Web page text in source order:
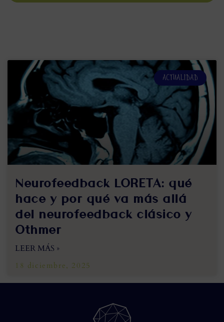
ACTUALIDAD
Neurofeedback LORETA: qué
hace y por qué va más allá
del neurofeedback clásico y
Othmer
LEER MÁS »
18 diciembre, 2025